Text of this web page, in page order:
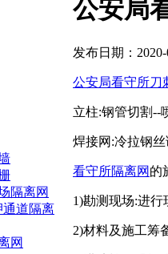
公安局
发布日期：2020-
公安局看守所刀
立柱:钢管切割--
焊接网:冷拉钢
看守所隔离网 的
1)勘测现场:进行
2)材料及施工筹
隔离网
道隔离
网